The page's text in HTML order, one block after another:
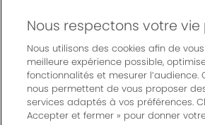
Suivez-nous
Nous respectons votre vie
Nous utilisons des cookies afin de
meilleure expérience possible,
fonctionnalités et mesurer l’audience.
nous permettent de vous proposer
services adaptés à vos préférences.
Accepter et fermer » pour donner